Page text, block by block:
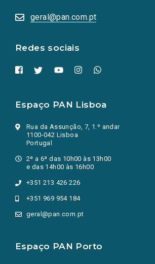
geral@pan.com.pt
Redes sociais
numa
nova
Espaço PAN Lisboa
Rua da Assunção, 7, 1.º andar
1100-042 Lisboa
Portugal
2ª a 6ª das 10h00 às 13h00
e das 14h00 às 16h00
+351 213 426 226
+351 969 954 184
geral@pan.com.pt
Espaço PAN Porto